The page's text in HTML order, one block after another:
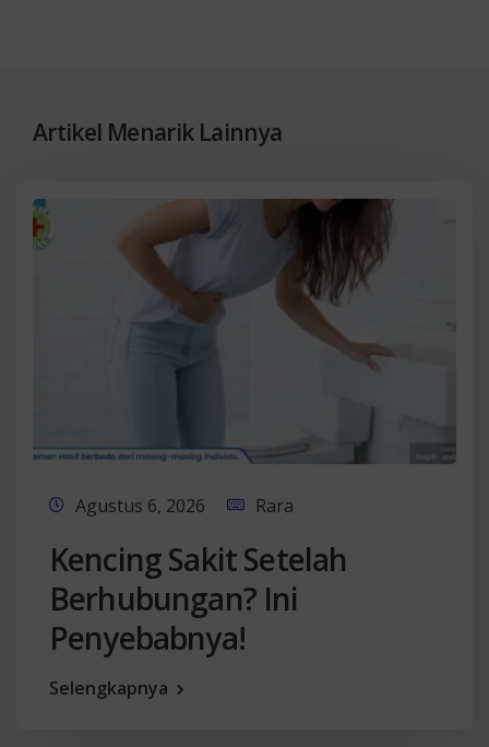
Artikel Menarik Lainnya
Agustus 6, 2026 Rara
Kencing Sakit Setelah
Berhubungan? Ini
Penyebabnya!
Selengkapnya